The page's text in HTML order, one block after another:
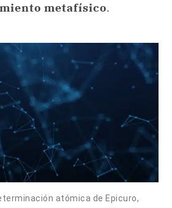
metafísico.
atómica de Epicuro,